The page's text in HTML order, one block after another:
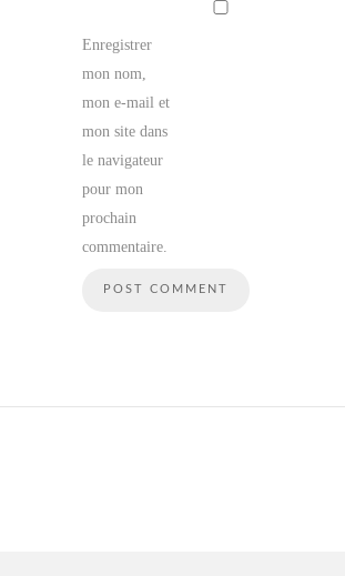
Enregistrer
mon nom,
mon e-mail et
mon site dans
le navigateur
pour mon
prochain
commentaire.